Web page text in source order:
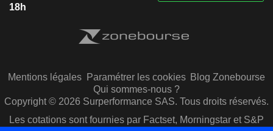
18h
Mentions légales Paramétrer les cookies Blog Zonebourse
Qui sommes-nous ?
Copyright © 2026 Surperformance SAS. Tous droits réservés.
Les cotations sont fournies par Factset, Morningstar et S&P